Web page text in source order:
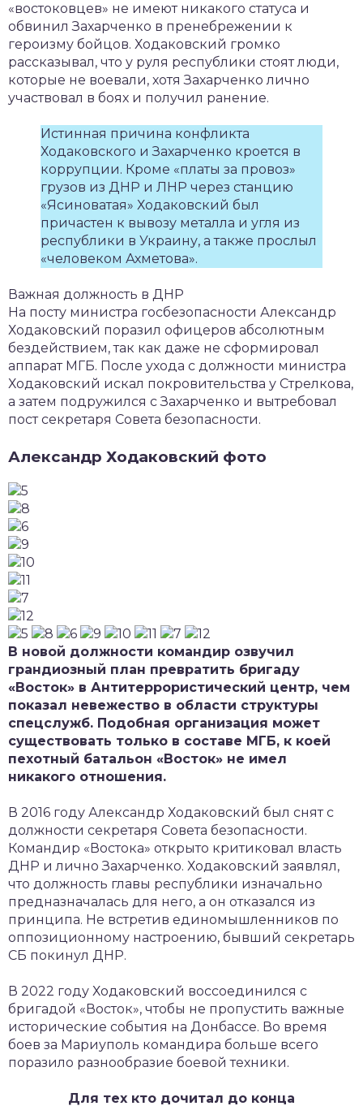
«востоковцев» не имеют никакого статуса и
обвинил Захарченко в пренебрежении к
героизму бойцов. Ходаковский громко
рассказывал, что у руля республики стоят люди,
которые не воевали, хотя Захарченко лично
участвовал в боях и получил ранение.
Истинная причина конфликта
Ходаковского и Захарченко кроется в
коррупции. Кроме «платы за провоз»
грузов из ДНР и ЛНР через станцию
«Ясиноватая» Ходаковский был
причастен к вывозу металла и угля из
республики в Украину, а также прослыл
«человеком Ахметова».
Важная должность в ДНР
На посту министра госбезопасности Александр
Ходаковский поразил офицеров абсолютным
бездействием, так как даже не сформировал
аппарат МГБ. После ухода с должности министра
Ходаковский искал покровительства у Стрелкова,
а затем подружился с Захарченко и вытребовал
пост секретаря Совета безопасности.
Александр Ходаковский фото
В новой должности командир озвучил
грандиозный план превратить бригаду
«Восток» в Антитеррористический центр, чем
показал невежество в области структуры
спецслужб. Подобная организация может
существовать только в составе МГБ, к коей
пехотный батальон «Восток» не имел
никакого отношения.
В 2016 году Александр Ходаковский был снят с
должности секретаря Совета безопасности.
Командир «Востока» открыто критиковал власть
ДНР и лично Захарченко. Ходаковский заявлял,
что должность главы республики изначально
предназначалась для него, а он отказался из
принципа. Не встретив единомышленников по
оппозиционному настроению, бывший секретарь
СБ покинул ДНР.
В 2022 году Ходаковский воссоединился с
бригадой «Восток», чтобы не пропустить важные
исторические события на Донбассе. Во время
боев за Мариуполь командира больше всего
поразило разнообразие боевой техники.
Для тех кто дочитал до конца